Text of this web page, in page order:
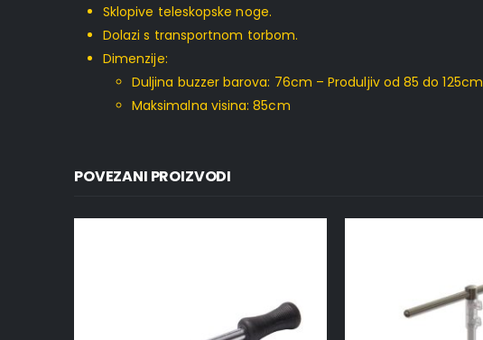
Sklopive teleskopske noge.
Dolazi s transportnom torbom.
Dimenzije:
Duljina buzzer barova: 76cm – Produljiv od 85 do 125cm
Maksimalna visina: 85cm
POVEZANI PROIZVODI